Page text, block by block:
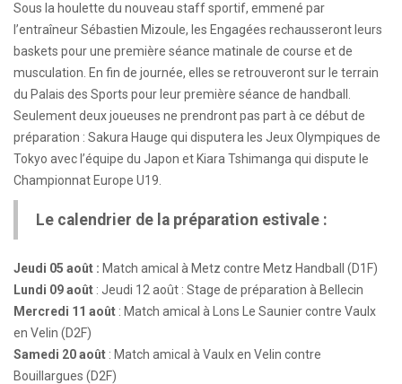
Sous la houlette du nouveau staff sportif, emmené par
l’entraîneur Sébastien Mizoule, les Engagées rechausseront leurs
baskets pour une première séance matinale de course et de
musculation. En fin de journée, elles se retrouveront sur le terrain
du Palais des Sports pour leur première séance de handball.
Seulement deux joueuses ne prendront pas part à ce début de
préparation : Sakura Hauge qui disputera les Jeux Olympiques de
Tokyo avec l’équipe du Japon et Kiara Tshimanga qui dispute le
Championnat Europe U19.
Le calendrier de la préparation estivale :
Jeudi 05 août : Match amical à Metz contre Metz Handball (D1F)
Lundi 09 août : Jeudi 12 août : Stage de préparation à Bellecin
Mercredi 11 août : Match amical à Lons Le Saunier contre Vaulx
en Velin (D2F)
Samedi 20 août : Match amical à Vaulx en Velin contre
Bouillargues (D2F)